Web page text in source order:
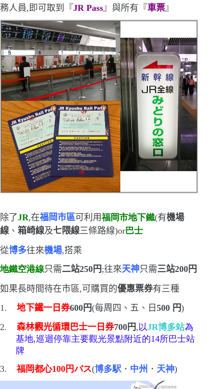
務人員,即可取到『JR Pass 』與所有『車票 』
除了JR,在福岡市區可利用福岡市地下鐵(有機場
線 、 箱崎線及七隈線三條路線)or巴士
從博多往來機場,搭乘
地鐵空港線只需二站250円 ;往來天神只需三站200円
如果長時間待在市區,可購買的優惠票券有三種
1.
地下鐵一日券600円(每周四、五、日 500 円)
2.
森林觀光循環巴士一日券700円 , 以JR博多站為
基地,巡迴停靠主要觀光景點附近的14所巴士站
牌
3.
福岡都心100 円バス(博多駅 ・ 中州 ・ 天神)